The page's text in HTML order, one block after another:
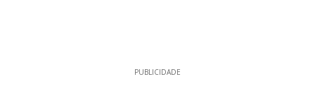
PUBLICIDADE